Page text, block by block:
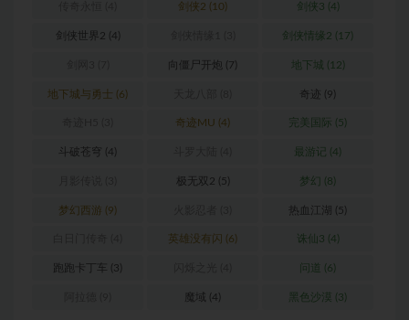
剑侠2 (10) 剑侠3 (4)
剑侠世界2 (4) 剑侠情缘2 (17)
向僵尸开炮 (7) 地下城 (12)
地下城与勇士 (6) 奇迹 (9)
奇迹MU (4) 完美国际 (5)
斗破苍穹 (4) 最游记 (4)
极无双2 (5) 梦幻 (8)
梦幻西游 (9) 热血江湖 (5)
英雄没有闪 (6) 诛仙3 (4)
跑跑卡丁车 (3) 问道 (6)
魔域 (4) 黑色沙漠 (3)